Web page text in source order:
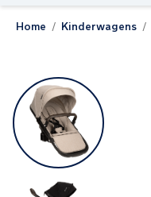
Home Kinderwagens
naar
het
einde
van
afbeeldingen-
gallerij